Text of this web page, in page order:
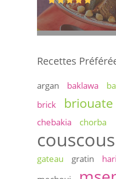
Recettes
argan baklawa
brick
briouate
chebakia
chorba
couscous
gateau gratin